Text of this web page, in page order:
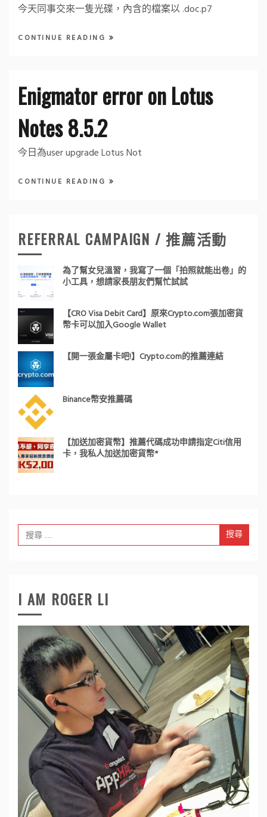
今天同事交來一隻光碟，內含的檔案以 .doc.p7
CONTINUE READING
Enigmator error on Lotus
Notes 8.5.2
今日為user upgrade Lotus Not
CONTINUE READING
REFERRAL CAMPAIGN / 推薦活動
為了幫女兒溫習，我寫了一個「拍照就能出卷」的
小工具，想請家長朋友們幫忙試試
【CRO Visa Debit Card】原來Crypto.com張加密貨
幣卡可以加入Google Wallet
【開一張金屬卡吧!】Crypto.com的推薦連結
Binance幣安推薦碼
【加送加密貨幣】推薦代碼成功申請指定Citi信用
卡，我私人加送加密貨幣*
Search
for:
I AM ROGER LI